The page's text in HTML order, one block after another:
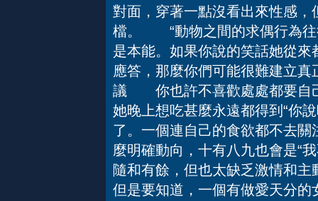
對面，穿著一點沒看出來性感
檔。 “動物之間的求偶行為往
是本能。如果你說的笑話她從
應答，那麼你們可能很難建立
議 你也許不喜歡處處都要自
她晚上想吃甚麼永遠都得到“你
了。一個連自己的食欲都不去
麼明確動向，十有八九也會是“
隨和有餘，但也太缺乏激情和
但是要知道，一個有做愛天分